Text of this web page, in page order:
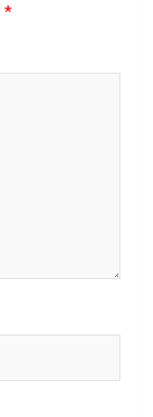
*